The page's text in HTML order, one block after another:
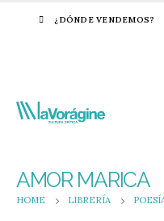
¿DÓNDE VENDEMOS?
AMOR MARICA
HOME LIBRERÍA